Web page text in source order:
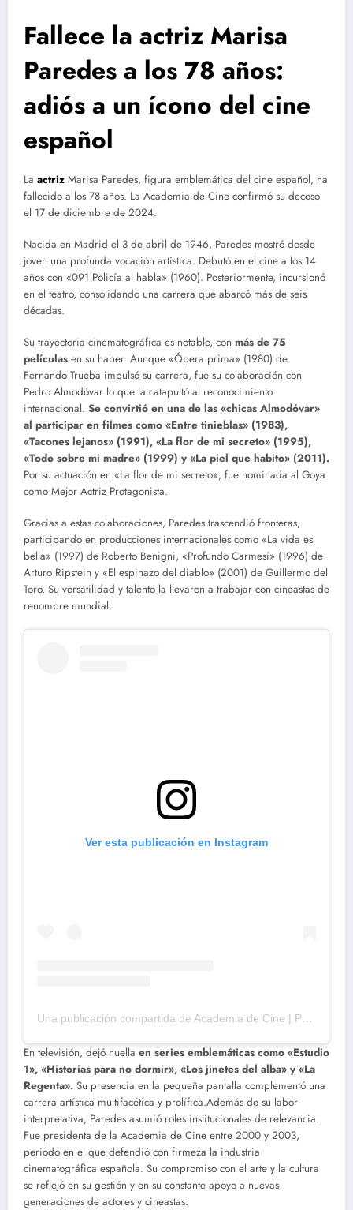
Fallece la actriz Marisa
Paredes a los 78 años:
adiós a un ícono del cine
español
La actriz Marisa Paredes, figura emblemática del cine español, ha
fallecido a los 78 años. La Academia de Cine confirmó su deceso
el 17 de diciembre de 2024.
Nacida en Madrid el 3 de abril de 1946, Paredes mostró desde
joven una profunda vocación artística. Debutó en el cine a los 14
años con «091 Policía al habla» (1960). Posteriormente, incursionó
en el teatro, consolidando una carrera que abarcó más de seis
décadas.
Su trayectoria cinematográfica es notable, con más de 75
películas en su haber. Aunque «Ópera prima» (1980) de
Fernando Trueba impulsó su carrera, fue su colaboración con
Pedro Almodóvar lo que la catapultó al reconocimiento
internacional. Se convirtió en una de las «chicas Almodóvar»
al participar en filmes como «Entre tinieblas» (1983),
«Tacones lejanos» (1991), «La flor de mi secreto» (1995),
«Todo sobre mi madre» (1999) y «La piel que habito» (2011).
Por su actuación en «La flor de mi secreto», fue nominada al Goya
como Mejor Actriz Protagonista.
Gracias a estas colaboraciones, Paredes trascendió fronteras,
participando en producciones internacionales como «La vida es
bella» (1997) de Roberto Benigni, «Profundo Carmesí» (1996) de
Arturo Ripstein y «El espinazo del diablo» (2001) de Guillermo del
Toro. Su versatilidad y talento la llevaron a trabajar con cineastas de
renombre mundial.
Ver esta publicación en Instagram
Una publicación compartida de Academia de Cine | Premios Goya (@academiadecine)
En televisión, dejó huella en series emblemáticas como «Estudio
1», «Historias para no dormir», «Los jinetes del alba» y «La
Regenta». Su presencia en la pequeña pantalla complementó una
carrera artística multifacética y prolífica.Además de su labor
interpretativa, Paredes asumió roles institucionales de relevancia.
Fue presidenta de la Academia de Cine entre 2000 y 2003,
periodo en el que defendió con firmeza la industria
cinematográfica española. Su compromiso con el arte y la cultura
se reflejó en su gestión y en su constante apoyo a nuevas
generaciones de actores y cineastas.